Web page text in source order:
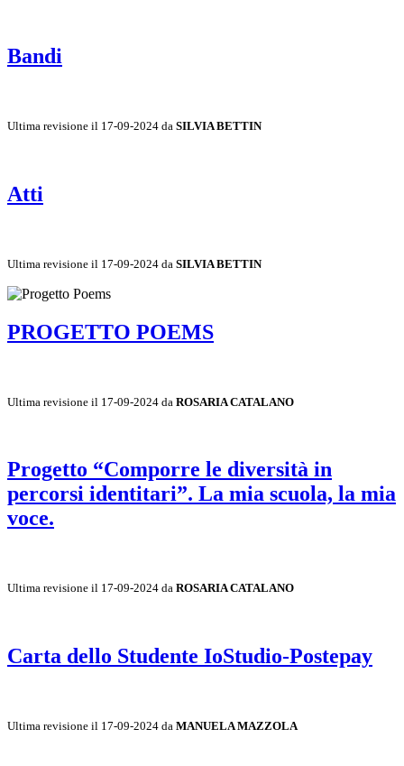
Bandi
Ultima revisione il 17-09-2024 da SILVIA BETTIN
Atti
Ultima revisione il 17-09-2024 da SILVIA BETTIN
PROGETTO POEMS
Ultima revisione il 17-09-2024 da ROSARIA CATALANO
Progetto “Comporre le diversità in
percorsi identitari”. La mia scuola, la mia
voce.
Ultima revisione il 17-09-2024 da ROSARIA CATALANO
Carta dello Studente IoStudio-Postepay
Ultima revisione il 17-09-2024 da MANUELA MAZZOLA